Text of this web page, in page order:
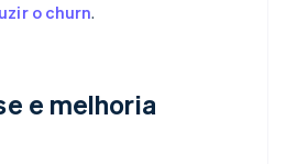
o churn.
e melhoria